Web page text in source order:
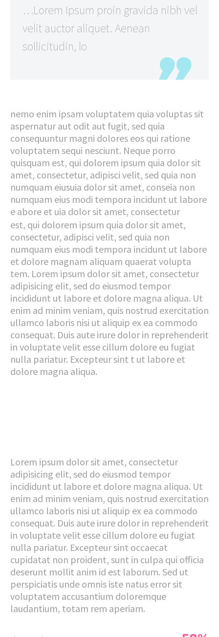
…Lorem Ipsum proin gravida nibh vel
velit auctor aliquet. Aenean
sollicitudin, lo
nemo enim ipsam voluptatem quia voluptas sit
aspernatur aut odit aut fugit, sed quia
consequuntur magni dolores eos qui ratione
voluptatem sequi nesciunt. Neque porro
quisquam est, qui dolorem ipsum quia dolor sit
amet, consectetur, adipisci velit, sed quia non
numquam eiusuia dolor sit amet, conseia non
numquam eius modi tempora incidunt ut labore
e abore et uia dolor sit amet, consectetur
est, qui dolorem ipsum quia dolor sit amet,
consectetur, adipisci velit, sed quia non
numquam eius modi tempora incidunt ut labore
et dolore magnam aliquam quaerat volupta
tem. Lorem ipsum dolor sit amet, consectetur
adipisicing elit, sed do eiusmod tempor
incididunt ut labore et dolore magna aliqua. Ut
enim ad minim veniam, quis nostrud exercitation
ullamco laboris nisi ut aliquip ex ea commodo
consequat. Duis aute irure dolor in reprehenderit
in voluptate velit esse cillum dolore eu fugiat
nulla pariatur. Excepteur sint t ut labore et
dolore magna aliqua.
Lorem ipsum dolor sit amet, consectetur
adipisicing elit, sed do eiusmod tempor
incididunt ut labore et dolore magna aliqua. Ut
enim ad minim veniam, quis nostrud exercitation
ullamco laboris nisi ut aliquip ex ea commodo
consequat. Duis aute irure dolor in reprehenderit
in voluptate velit esse cillum dolore eu fugiat
nulla pariatur. Excepteur sint occaecat
cupidatat non proident, sunt in culpa qui officia
deserunt mollit anim id est laborum. Sed ut
perspiciatis unde omnis iste natus error sit
voluptatem accusantium doloremque
laudantium, totam rem aperiam.